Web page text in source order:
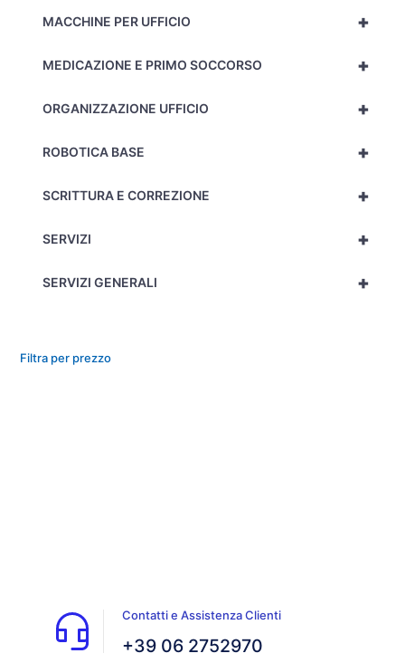
+
MACCHINE PER UFFICIO
+
MEDICAZIONE E PRIMO SOCCORSO
+
ORGANIZZAZIONE UFFICIO
+
ROBOTICA BASE
+
SCRITTURA E CORREZIONE
+
SERVIZI
+
SERVIZI GENERALI
Filtra per prezzo
Contatti e Assistenza Clienti
+39 06 2752970